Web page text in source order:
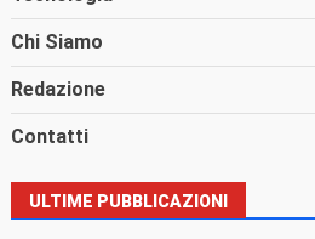
Chi Siamo
Redazione
Contatti
ULTIME PUBBLICAZIONI